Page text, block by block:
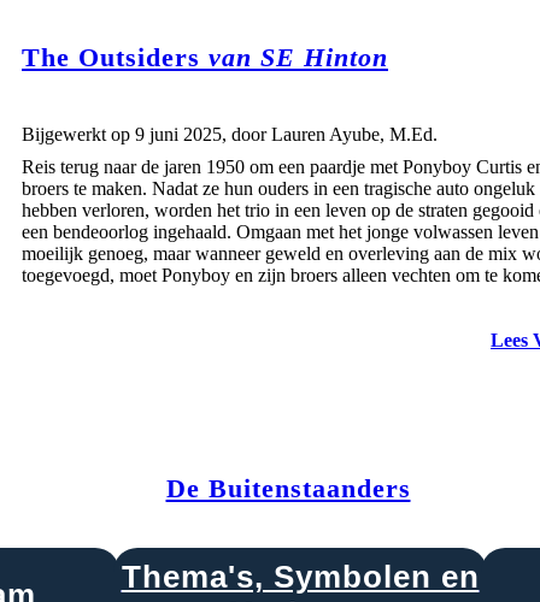
The Outsiders van SE Hinton
Bijgewerkt op 9 juni 2025, door Lauren Ayube, M.Ed.
Reis terug naar de jaren 1950 om een ​​paardje met Ponyboy Curtis
broers te maken. Nadat ze hun ouders in een tragische auto ongeluk
hebben verloren, worden het trio in een leven op de straten gegooid
een bendeoorlog ingehaald. Omgaan met het jonge volwassen
moeilijk genoeg, maar wanneer geweld en overleving aan de mix
toegevoegd, moet Ponyboy en zijn broers alleen vechten om te
Lees
De Buitenstaanders
Thema's, Symbolen en